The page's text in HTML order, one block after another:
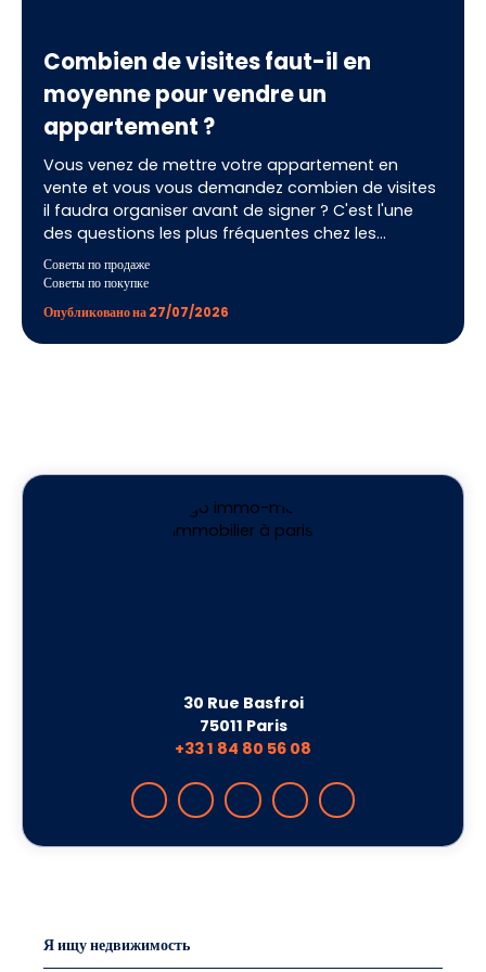
Combien de visites faut-il en
moyenne pour vendre un
appartement ?
Vous venez de mettre votre appartement en
vente et vous vous demandez combien de visites
il faudra organiser avant de signer ? C'est l'une
des questions les plus fréquentes chez les
vendeurs, et pour cause : le nombre de visites est
un excellent thermomètre de la santé de votre
vente. En France, il faut compter en moyenne
entre 10 et 15 visites pour vendre un appartement.
Mais derrière cette moyenne se cachent
Советы по продаже
Советы по покупке
Опубликовано на 27/07/2026
30 Rue Basfroi
75011 Paris
+33 1 84 80 56 08
Я ищу недвижимость